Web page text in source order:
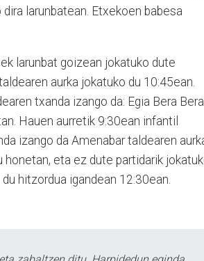
larunbatean. Etxekoen babesa
larunbat goizean jokatuko dute
aurka jokatuko du 10:45ean.
txanda izango da: Egia Bera Bera
Hauen aurretik 9:30ean infantil
izango da Amenabar taldearen
eta ez dute partidarik
hitzordua igandean 12:30ean.